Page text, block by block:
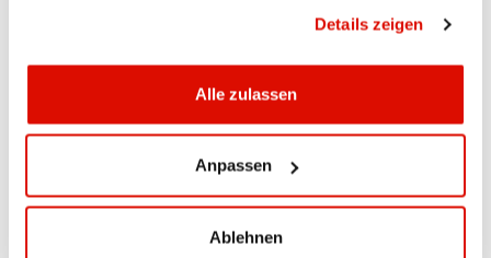
Details zeigen
Alle zulassen
Anpassen
Ablehnen
eBill Rechnungen überprüfen und freigeben
Kommunikation mit der Bank über einen sicheren Kanal
Benachrichtigungen nach eigenen Bedürfnissen einstellen,
z. B. bei fehlgeschlagenen Zahlungen oder neuen
Mitteilungen der APPKB